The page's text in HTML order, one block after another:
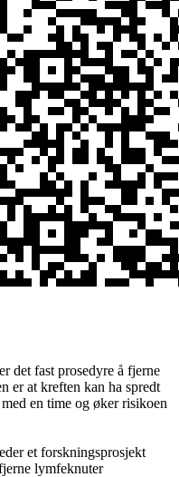
det fast prosedyre å fjerne
er at kreften kan ha spredt
en time og øker risikoen
et forskningsprosjekt
lymfeknuter